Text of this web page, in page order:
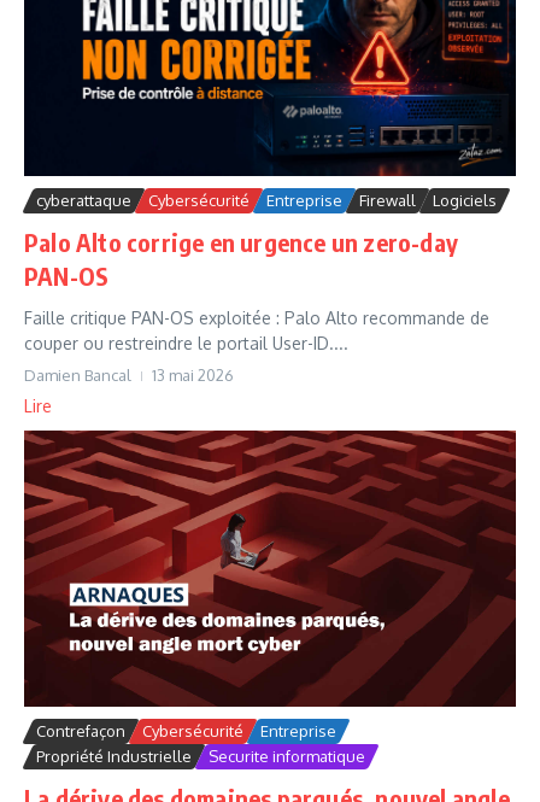
cyberattaque Cybersécurité Entreprise Firewall Logiciels
Palo Alto corrige en urgence un zero-day
PAN-OS
Faille critique PAN-OS exploitée : Palo Alto recommande de
couper ou restreindre le portail User-ID....
Damien Bancal 13 mai 2026
Lire
Contrefaçon Cybersécurité
Entreprise
Propriété Industrielle
Securite informatique